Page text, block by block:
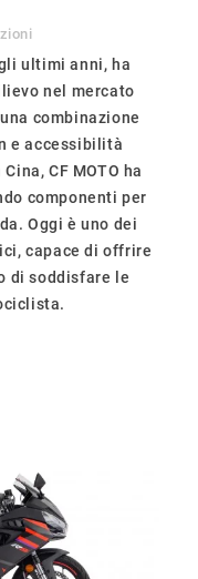
ultimi anni, ha
nel mercato
combinazione
e accessibilità
CF MOTO ha
componenti per
Oggi è uno dei
capace di offrire
di soddisfare le